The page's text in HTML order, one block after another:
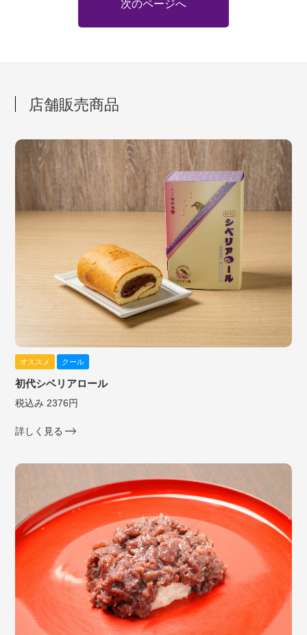
次のページへ
店舗販売商品
オススメ クール
初代シベリアロール
税込み 2376円
詳しく見る